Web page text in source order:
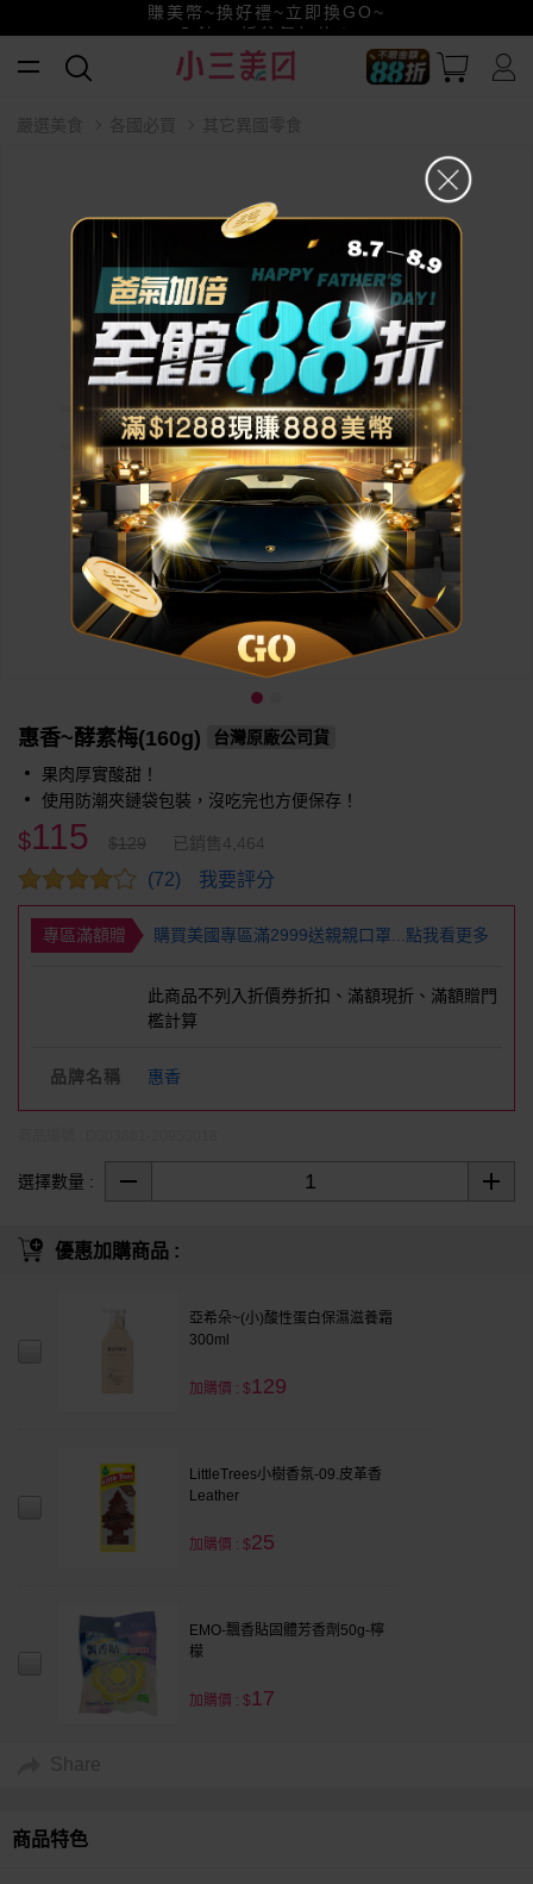
賺美幣~換好禮~立即換GO~
小三美日x全支付~美幣+全點折上折超划算
全館88折爸氣加倍！
嚴選美食 各國必買 其它異國零食
惠香~酵素梅(160g)
台灣原廠公司貨
果肉厚實酸甜！
使用防潮夾鏈袋包裝，沒吃完也方便保存！
$115 $129 已銷售4,464
(72) 我要評分
專區滿額贈 購買美國專區滿2999送親親口罩...點我看更多
此商品不列入折價券折扣、滿額現折、滿額贈門
檻計算
品牌名稱 惠香
選擇數量 :
優惠加購商品 :
亞希朵~(小)酸性蛋白保濕滋養霜
300ml
加購價 : $129
LittleTrees小樹香氛-09.皮革香
Leather
加購價 : $25
EMO-飄香貼固體芳香劑50g-檸
檬
加購價 : $17
Share
商品特色